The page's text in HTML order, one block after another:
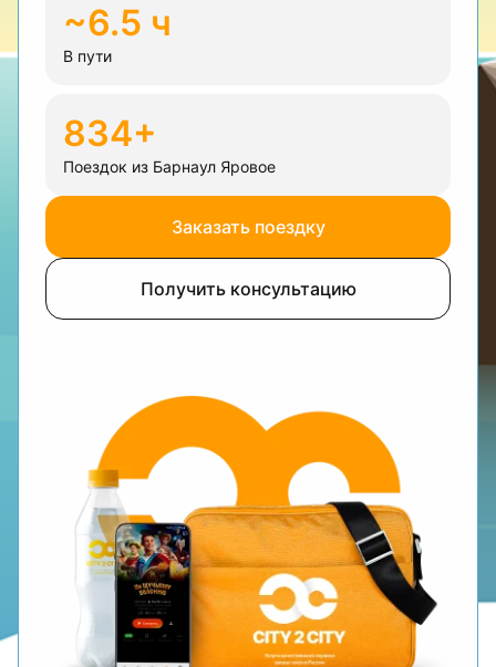
~6.5 ч
В пути
834+
Поездок из Барнаул Яровое
Заказать поездку
Получить консультацию